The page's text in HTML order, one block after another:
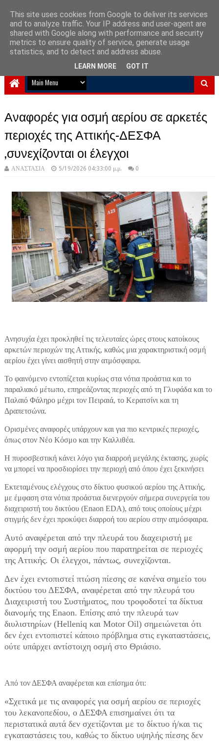
NewPlanet09
Ειδήσεις νέα από την Ελλάδα και τον κόσμο
Αναφορές για οσμή αερίου σε αρκετές
περιοχές της Αττικής-ΔΕΣΦΑ
,συνεχίζονται οι έλεγχοι
ΑΝΑΣΤΑΣΙΑ 5/19/2026 04:33:00 μ.μ. 0
Ανησυχία έχει προκληθεί τις τελευταίες ώρες στους κατοίκους
αρκετών περιοχών της Αττικής, καθώς μια χαρακτηριστική οσμή
αερίου έχει γίνει αισθητή στην ατμόσφαιρα.
Το φαινόμενο εντοπίζεται κυρίως στα νότια προάστια και το
παραλιακό μέτωπο, επηρεάζοντας περιοχές από τη Γλυφάδα και το
Παλαιό Φάληρο μέχρι τον Πειραιά, το Κερατσίνι και τη
Δραπετσώνα.
Ορισμένες αναφορές υπάρχουν και για πιο κεντρικές περιοχές,
όπως στον Νέο Κόσμο και την Καλλιθέα.
Η πυροσβεστική κάνει λόγο για διαρροή μεγάλης έκτασης, χωρίς
να μπορεί να προσδιορίσει την περιοχή από όπου έχει ξεκινήσει
Εκτεταμένους ελέγχους στο δίκτυο φυσικού αερίου της Αττικής,
με έμφαση στα νότια προάστια διενεργούν σήμερα συνεργεία του
διαχειριστή του δικτύου (Enaon EDA), από τους οποίους μέχρι
στιγμής δεν έχει προκύψει διαρροή του αερίου στην ατμόσφαιρα.
Αυτό αναφέρεται από την πλευρά του διαχειριστή με
αφορμή την οσμή αερίου που παρατηρείται σε περιοχές
της Αττικής. Οι έλεγχοι, πάντως, συνεχίζονται.
Δεν έχει εντοπιστεί πτώση πίεσης σε κανένα σημείο του
δικτύου του ΔΕΣΦΑ, αναφέρεται από την πλευρά του
Διαχειριστή του Συστήματος, που τροφοδοτεί τα δίκτυα
διανομής της Enaon. Επίσης από την πλευρά των
διυλιστηρίων (Helleniq και Motor Oil) σημειώνεται ότι
δεν έχει εντοπιστεί κάποιο πρόβλημα στις εγκαταστάσεις,
ούτε υπάρχει αντίστοιχη οσμή στο Θριάσιο.
Από τον ΔΕΣΦΑ αναφέρεται και επίσημα ότι:
«Σχετικά με τις αναφορές για οσμή αερίου σε περιοχές
του λεκανοπεδίου, ο ΔΕΣΦΑ επισημαίνει ότι τα
περιστατικά αυτά δεν σχετίζονται με το δίκτυο ή/και τις
εγκαταστάσεις του, καθώς το δίκτυο υψηλής πίεσης δεν
This site uses cookies from Google to deliver its services
and to analyze traffic. Your IP address and user-agent are
shared with Google along with performance and security
metrics to ensure quality of service, generate usage
statistics, and to detect and address abuse.
LEARN MORE GOT IT